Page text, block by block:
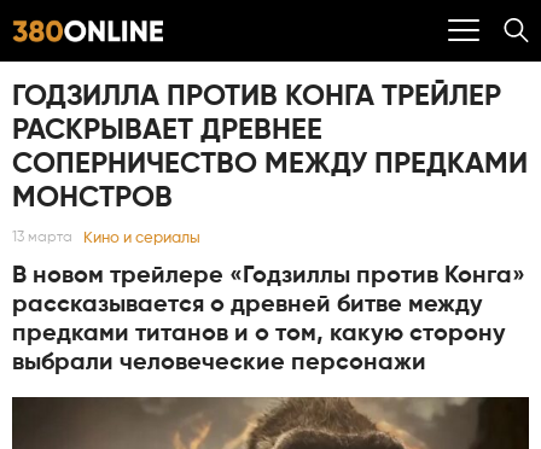
ГОДЗИЛЛА ПРОТИВ КОНГА ТРЕЙЛЕР
РАСКРЫВАЕТ ДРЕВНЕЕ
СОПЕРНИЧЕСТВО МЕЖДУ ПРЕДКАМИ
МОНСТРОВ
13 марта Кино и сериалы
В новом трейлере «Годзиллы против Конга»
рассказывается о древней битве между
предками титанов и о том, какую сторону
выбрали человеческие персонажи